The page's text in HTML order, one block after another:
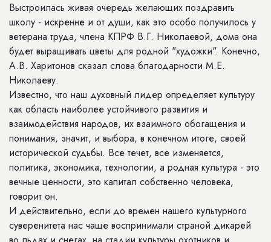
Выстроилась живая очередь желающих поздравить
школу - искренне и от души, как это особо получилось у
ветерана труда, члена КПРФ В.Г. Николаевой, дома она
будет выращивать цветы для родной "художки". Конечно,
А.В. Харитонов сказал слова благодарности М.Е.
Николаеву.
Известно, что наш духовный лидер определяет культуру
как область наиболее устойчивого развития и
взаимодействия народов, их взаимного обогащения и
понимания, значит, и выбора, в конечном итоге, своей
исторической судьбы. Все течет, все изменяется,
политика, экономика, технологии, а родная культура - это
вечные ценности, это капитал собственно человека,
говорит он.
И действительно, если до времен нашего культурного
суверенитета нас чаще воспринимали страной дикарей